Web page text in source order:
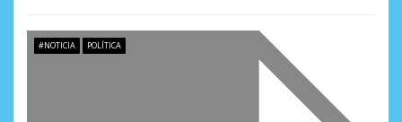
#NOTICIA POLÍTICA